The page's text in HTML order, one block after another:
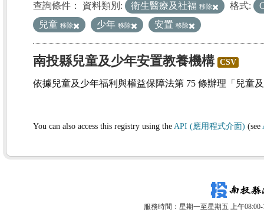
查詢條件： 資料類別: 衛生醫療及社福 移除 格式:
兒童 移除 少年 移除 安置 移除
南投縣兒童及少年安置教養機構 CSV
依據兒童及少年福利與權益保障法第 75 條辦理「兒童
You can also access this registry using the API (應用程式介面) (see
服務時間：星期一至星期五 上午